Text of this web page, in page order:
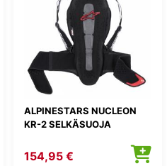
ALPINESTARS NUCLEON
KR-2 SELKÄSUOJA
154,95 €